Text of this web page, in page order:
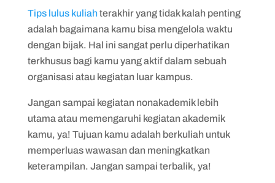
Tips lulus kuliahterakhir yang tidak kalah penting
adalah bagaimana kamu bisa mengelola waktu
dengan bijak. Hal ini sangat perlu diperhatikan
terkhusus bagi kamu yang aktif dalam sebuah
organisasi atau kegiatan luar kampus.
Jangan sampai kegiatan nonakademik lebih
utama atau memengaruhi kegiatan akademik
kamu, ya! Tujuan kamu adalah berkuliah untuk
memperluas wawasan dan meningkatkan
keterampilan. Jangan sampai terbalik, ya!